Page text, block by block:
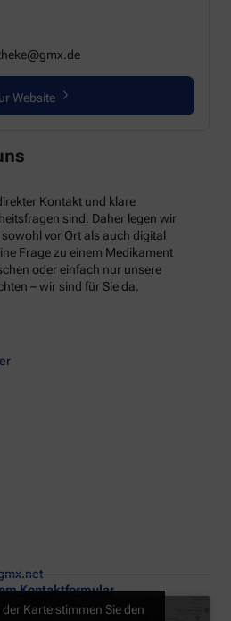
Website
Kontakt und klare
sind. Daher legen wir
vor Ort als auch digital
Frage zu einem Medikament
oder einfach nur unsere
– wir sind für Sie da.
Kontaktformular
Karte stimmen Sie den